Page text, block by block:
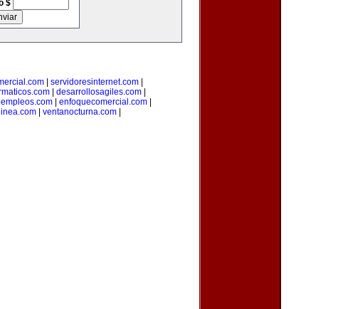
$
| servidoresinternet.com|
| desarrollosagiles.com|
enfoquecomercial.com
ventanocturna.com